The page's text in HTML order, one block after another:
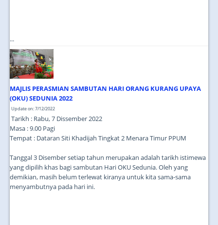
...
MAJLIS PERASMIAN SAMBUTAN HARI ORANG KURANG UPAYA
(OKU) SEDUNIA 2022
Update on: 7/12/2022
Tarikh : Rabu, 7 Dissember 2022
Masa : 9.00 Pagi
Tempat : Dataran Siti Khadijah Tingkat 2 Menara Timur PPUM
Tanggal 3 Disember setiap tahun merupakan adalah tarikh istimewa
yang dipilih khas bagi sambutan Hari OKU Sedunia. Oleh yang
demikian, masih belum terlewat kiranya untuk kita sama-sama
menyambutnya pada hari ini.